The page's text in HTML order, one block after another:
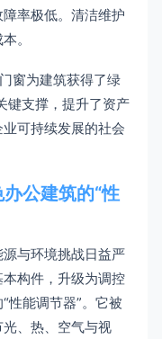
率极低。清洁维护
。
窗为建筑获得了绿
键支撑，提升了资产
可持续发展的社会
公建筑的“性
与环境挑战日益严
构件，升级为调控
性能调节器”。它被
、热、空气与视